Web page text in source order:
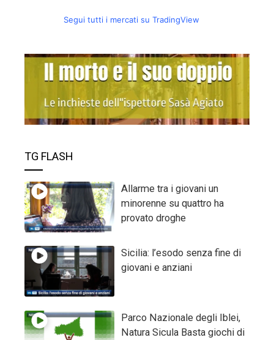
Segui tutti i mercati su TradingView
TG FLASH
Allarme tra i giovani un
minorenne su quattro ha
provato droghe
Sicilia: l’esodo senza fine di
giovani e anziani
Parco Nazionale degli Iblei,
Natura Sicula Basta giochi di